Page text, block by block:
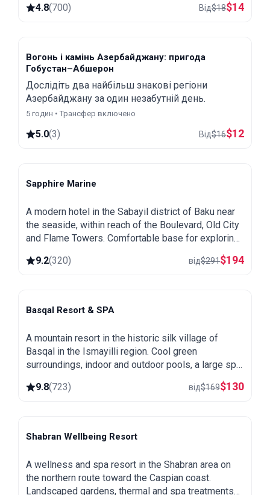
4.8(700) Від$18$14
Вогонь і камінь Азербайджану: пригода
Гобустан–Абшерон
Дослідіть два найбільш знакові регіони
Азербайджану за один незабутній день.
5 годин • Трансфер включено
5.0(3) Від$16$12
Baku
Sapphire Marine
A modern hotel in the Sabayil district of Baku near
the seaside, within reach of the Boulevard, Old City
and Flame Towers. Comfortable base for exploring
9.2(320) від$291$194
Basqal
Basqal Resort & SPA
A mountain resort in the historic silk village of
Basqal in the Ismayilli region. Cool green
surroundings, indoor and outdoor pools, a large spa
and easy trips to Lahij and the Ismayilli mountains.
9.8(723) від$169$130
Shabran
Shabran Wellbeing Resort
A wellness and spa resort in the Shabran area on
the northern route toward the Caspian coast.
Landscaped gardens, thermal and spa treatments